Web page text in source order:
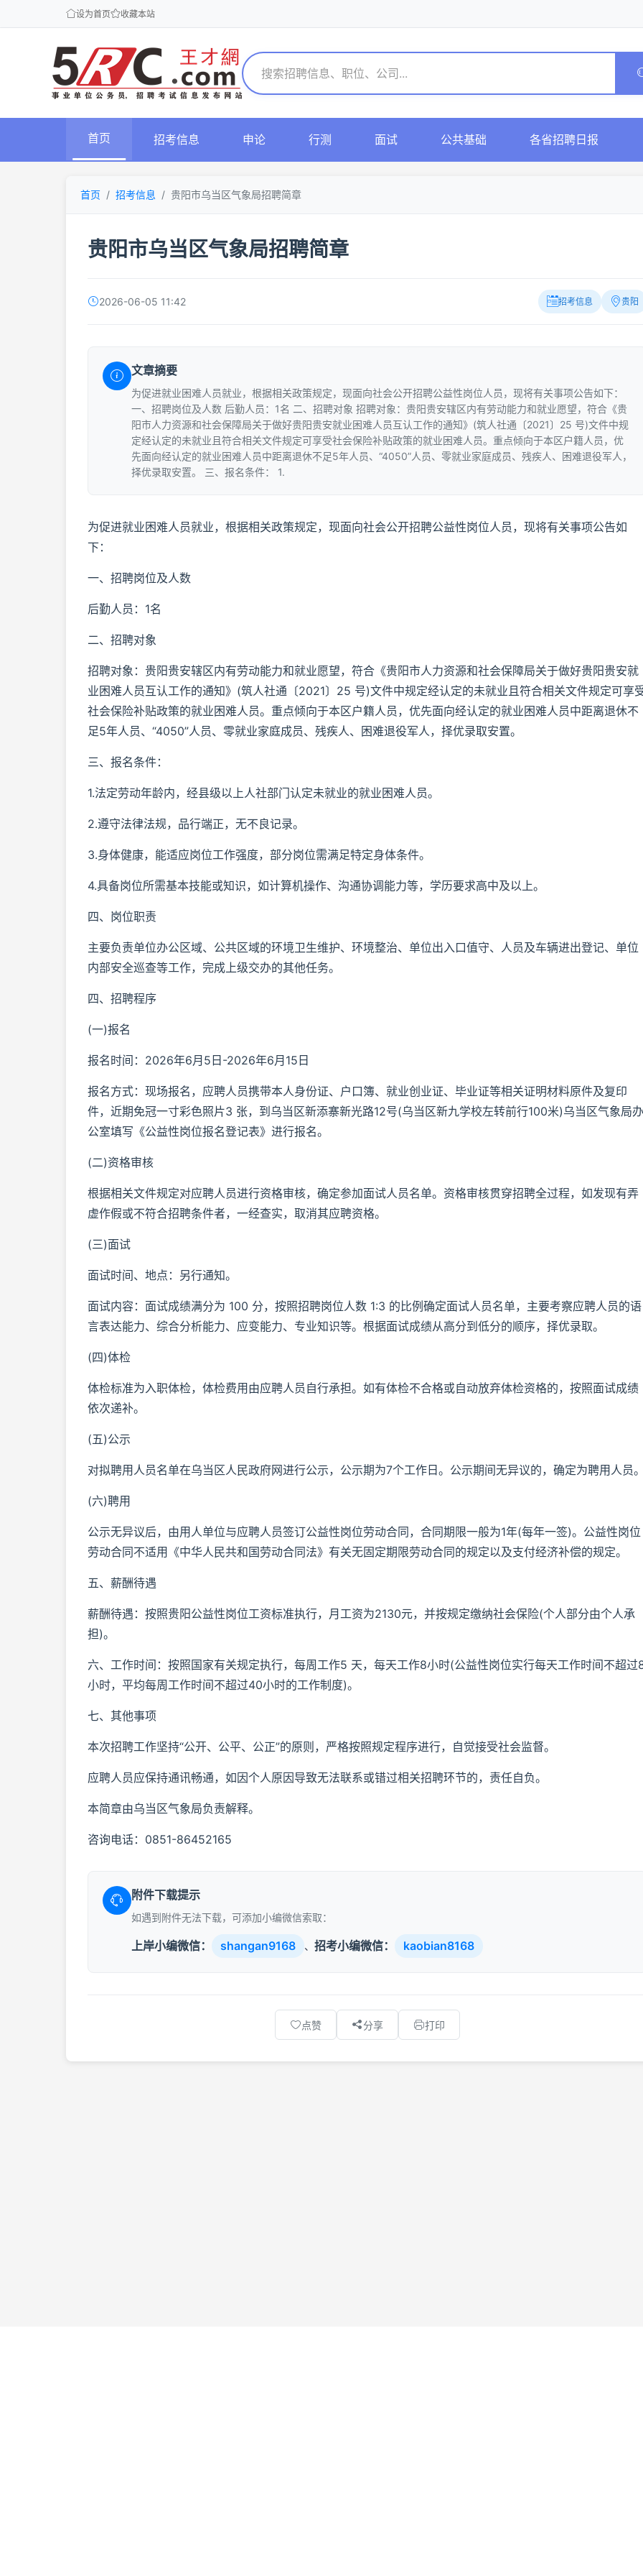
设为首页 收藏本站
首页 招考信息 申论 行测 面试 公共基础 各省招聘日报
首页 招考信息 贵阳市乌当区气象局招聘简章
贵阳市乌当区气象局招聘简章
2026-06-05 11:42 招考信息 贵阳
文章摘要
为促进就业困难人员就业，根据相关政策规定，现面向社会公开招聘公益性岗位人员，现将有关事项公告如下：
一、招聘岗位及人数 后勤人员：1名 二、招聘对象 招聘对象：贵阳贵安辖区内有劳动能力和就业愿望，符合《贵
阳市人力资源和社会保障局关于做好贵阳贵安就业困难人员互认工作的通知》(筑人社通〔2021〕25 号)文件中规
定经认定的未就业且符合相关文件规定可享受社会保险补贴政策的就业困难人员。重点倾向于本区户籍人员，优
先面向经认定的就业困难人员中距离退休不足5年人员、“4050”人员、零就业家庭成员、残疾人、困难退役军人，
择优录取安置。 三、报名条件： 1.
为促进就业困难人员就业，根据相关政策规定，现面向社会公开招聘公益性岗位人员，现将有关事项公告如
下：
一、招聘岗位及人数
后勤人员：1名
二、招聘对象
招聘对象：贵阳贵安辖区内有劳动能力和就业愿望，符合《贵阳市人力资源和社会保障局关于做好贵阳贵安就
业困难人员互认工作的通知》(筑人社通〔2021〕25 号)文件中规定经认定的未就业且符合相关文件规定可享
社会保险补贴政策的就业困难人员。重点倾向于本区户籍人员，优先面向经认定的就业困难人员中距离退休不
足5年人员、“4050”人员、零就业家庭成员、残疾人、困难退役军人，择优录取安置。
三、报名条件：
1.法定劳动年龄内，经县级以上人社部门认定未就业的就业困难人员。
2.遵守法律法规，品行端正，无不良记录。
3.身体健康，能适应岗位工作强度，部分岗位需满足特定身体条件。
4.具备岗位所需基本技能或知识，如计算机操作、沟通协调能力等，学历要求高中及以上。
四、岗位职责
主要负责单位办公区域、公共区域的环境卫生维护、环境整治、单位出入口值守、人员及车辆进出登记、单位
内部安全巡查等工作，完成上级交办的其他任务。
四、招聘程序
(一)报名
报名时间：2026年6月5日-2026年6月15日
报名方式：现场报名，应聘人员携带本人身份证、户口簿、就业创业证、毕业证等相关证明材料原件及复印
件，近期免冠一寸彩色照片3 张，到乌当区新添寨新光路12号(乌当区新九学校左转前行100米)乌当区气象局办
公室填写《公益性岗位报名登记表》进行报名。
(二)资格审核
根据相关文件规定对应聘人员进行资格审核，确定参加面试人员名单。资格审核贯穿招聘全过程，如发现有弄
虚作假或不符合招聘条件者，一经查实，取消其应聘资格。
(三)面试
面试时间、地点：另行通知。
面试内容：面试成绩满分为 100 分，按照招聘岗位人数 1:3 的比例确定面试人员名单，主要考察应聘人员的语
言表达能力、综合分析能力、应变能力、专业知识等。根据面试成绩从高分到低分的顺序，择优录取。
(四)体检
体检标准为入职体检，体检费用由应聘人员自行承担。如有体检不合格或自动放弃体检资格的，按照面试成绩
依次递补。
(五)公示
对拟聘用人员名单在乌当区人民政府网进行公示，公示期为7个工作日。公示期间无异议的，确定为聘用人员
(六)聘用
公示无异议后，由用人单位与应聘人员签订公益性岗位劳动合同，合同期限一般为1年(每年一签)。公益性岗位
劳动合同不适用《中华人民共和国劳动合同法》有关无固定期限劳动合同的规定以及支付经济补偿的规定。
五、薪酬待遇
薪酬待遇：按照贵阳公益性岗位工资标准执行，月工资为2130元，并按规定缴纳社会保险(个人部分由个人承
担)。
六、工作时间：按照国家有关规定执行，每周工作5 天，每天工作8小时(公益性岗位实行每天工作时间不超过
小时，平均每周工作时间不超过40小时的工作制度)。
七、其他事项
本次招聘工作坚持“公开、公平、公正”的原则，严格按照规定程序进行，自觉接受社会监督。
应聘人员应保持通讯畅通，如因个人原因导致无法联系或错过相关招聘环节的，责任自负。
本简章由乌当区气象局负责解释。
咨询电话：0851-86452165
附件下载提示
如遇到附件无法下载，可添加小编微信索取：
上岸小编微信： shangan9168 、 招考小编微信： kaobian8168
点赞 分享 打印